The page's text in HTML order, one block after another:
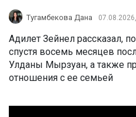
Тугамбекова Дана
Адилет Зейнел рассказал,
спустя восемь месяцев
Улданы Мырзуан, а также
отношения с ее семьей